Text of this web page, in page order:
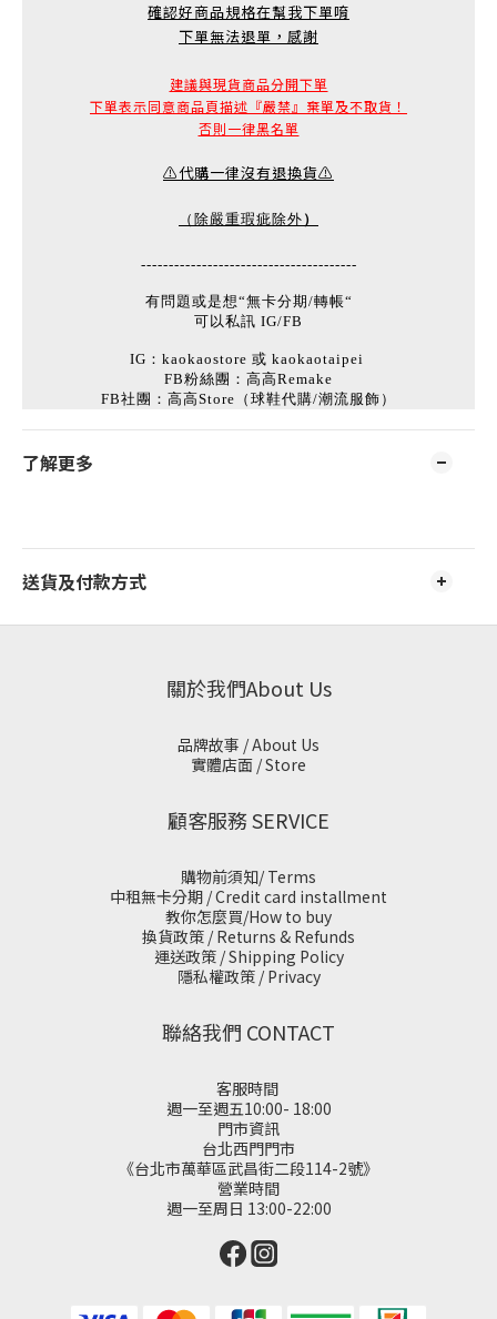
確認好商品規格在幫我下單唷
下單無法退單，感謝
建議與現貨商品分開下單
下單表示同意商品頁描述『嚴禁』棄單及不取貨！
否則一律黑名單
⚠️代購一律沒有退換貨⚠️
（除嚴重瑕疵除外 ）
---------------------------------------
有問題或是想“無卡分期/轉帳“
可以私訊 IG/FB
IG：kaokaostore 或 kaokaotaipei
FB粉絲團：高高Remake
FB社團：高高Store（球鞋代購/潮流服飾）
了解更多
送貨及付款方式
關於我們About Us
品牌故事 / About Us
實體店面 / Store
顧客服務 SERVICE
購物前須知/ Terms
中租無卡分期 / Credit card installment
教你怎麼買/How to buy
換貨政策 / Returns & Refunds
運送政策 / Shipping Policy
隱私權政策 / Privacy
聯絡我們 CONTACT
客服時間
週一至週五10:00- 18:00
門市資訊
台北西門門市
《台北市萬華區武昌街二段114-2號》
營業時間
週一至周日 13:00-22:00